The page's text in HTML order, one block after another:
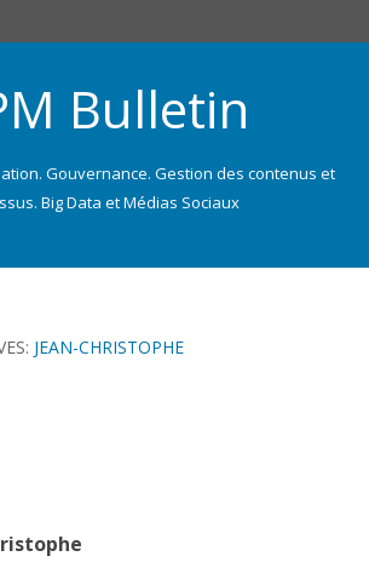
Bulletin
Gouvernance. Gestion des contenus et
Big Data et Médias Sociaux
JEAN-CHRISTOPHE